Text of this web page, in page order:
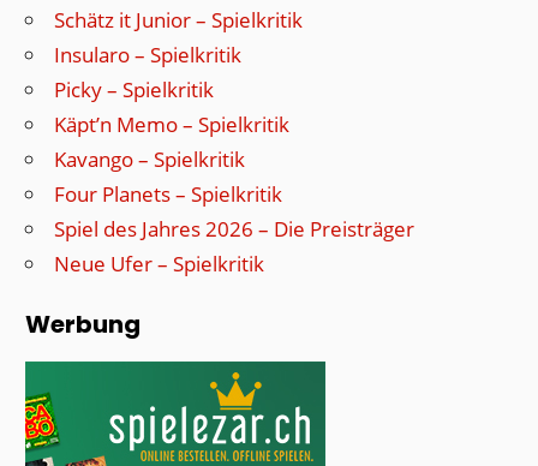
Schätz it Junior – Spielkritik
Insularo – Spielkritik
Picky – Spielkritik
Käpt’n Memo – Spielkritik
Kavango – Spielkritik
Four Planets – Spielkritik
Spiel des Jahres 2026 – Die Preisträger
Neue Ufer – Spielkritik
Werbung